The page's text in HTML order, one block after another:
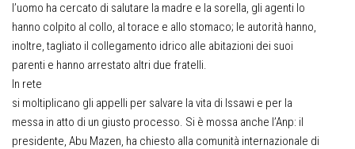
l’uomo ha cercato di salutare la madre e la sorella, gli agenti lo
hanno colpito al collo, al torace e allo stomaco; le autorità hanno,
inoltre, tagliato il collegamento idrico alle abitazioni dei suoi
parenti e hanno arrestato altri due fratelli.
In rete
si moltiplicano gli appelli per salvare la vita di Issawi e per la
messa in atto di un giusto processo. Si è mossa anche l’Anp: il
presidente, Abu Mazen, ha chiesto alla comunità internazionale di